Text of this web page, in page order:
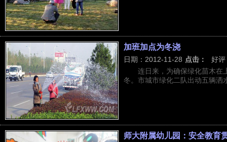
加班加点为冬浇
日期：2012-11-28 点击：
好评
连日来，为确保绿化苗木在
冬。市城市绿化二队出动五辆洒
师大附属幼儿园：安全教育